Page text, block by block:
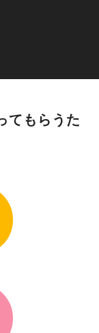
てもらうた